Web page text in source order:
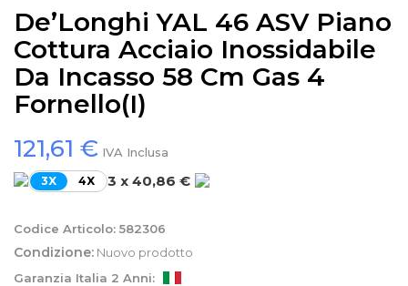
De’Longhi YAL 46 ASV Piano
Cottura Acciaio Inossidabile
Da Incasso 58 Cm Gas 4
Fornello(i)
121,61 € IVA Inclusa
3X 4X 3 x 40,86 €
Codice Articolo: 582306
Condizione: Nuovo prodotto
Garanzia Italia 2 Anni: